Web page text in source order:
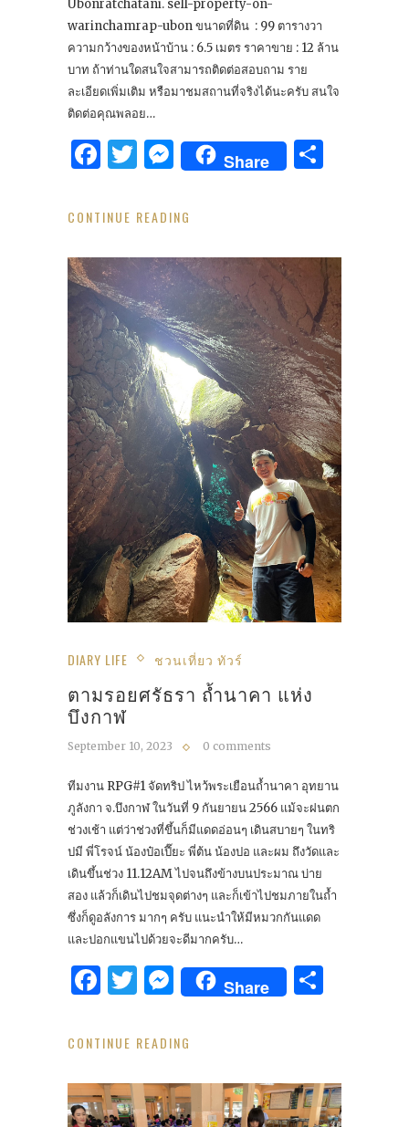
Ubonratchatani. sell-property-on-
warinchamrap-ubon ขนาดที่ดิน : 99 ตารางวา
ความกว้างของหน้าบ้าน : 6.5 เมตร ราคาขาย : 12 ล้าน
บาท ถ้าท่านใดสนใจสามารถติดต่อสอบถาม ราย
ละเอียดเพิ่มเติม หรือมาชมสถานที่จริงได้นะครับ สนใจ
ติดต่อคุณพลอย…
Facebook
Twitter
Messenger
Share
CONTINUE READING
DIARY LIFE ชวนเที่ยว ทัวร์
ตามรอยศรัธรา ถ้ำนาคา แห่ง
บึงกาฬ
September 10, 2023 0 comments
ทีมงาน RPG#1 จัดทริป ไหว้พระเยือนถ้ำนาคา อุทยาน
ภูลังกา จ.บึงกาฬ ในวันที่ 9 กันยายน 2566 แม้จะฝนตก
ช่วงเช้า แต่ว่าช่วงที่ขึ้นก็มีแดดอ่อนๆ เดินสบายๆ ในทริ
ปมี พี่โรจน์ น้องป๋อเปี๊ยะ พี่ต้น น้องปอ และผม ถึงวัดและ
เดินขึ้นช่วง 11.12AM ไปจนถึงข้างบนประมาณ บ่าย
สอง แล้วก็เดินไปชมจุดต่างๆ และก็เข้าไปชมภายในถ้ำ
ซึ่งก็ดูอลังการ มากๆ ครับ แนะนำให้มีหมวกกันแดด
และปอกแขนไปด้วยจะดีมากครับ…
Facebook
Twitter
Messenger
Share
CONTINUE READING